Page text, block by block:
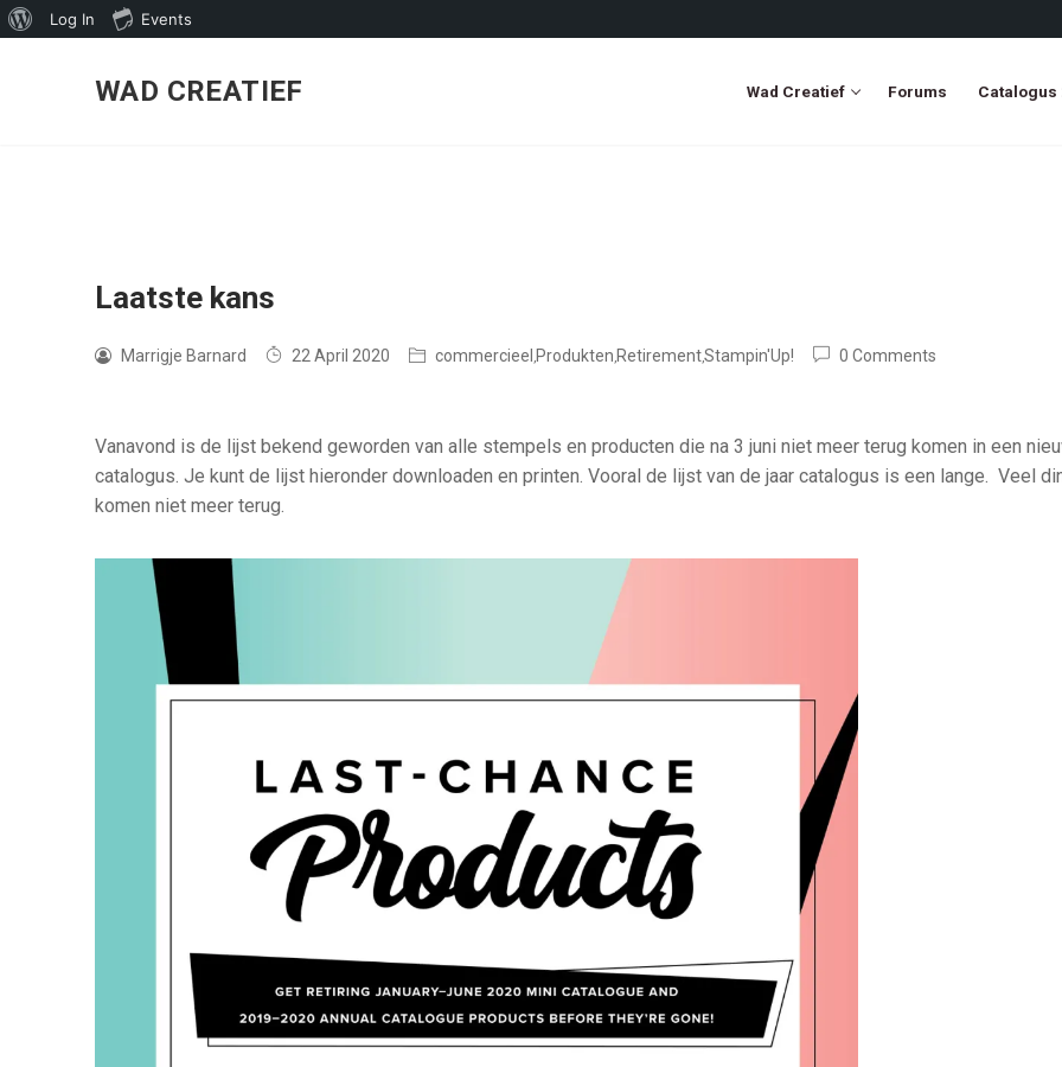
About
Log In Events
WAD CREATIEF Wad Creatief Forums Catalogus
Laatste kans
Marrigje Barnard 22 April 2020 commercieel ,Produkten,Retirement,Stampin'Up! 0 Comments
Vanavond is de lijst bekend geworden van alle stempels en producten die na 3 juni niet meer terug komen in een
catalogus. Je kunt de lijst hieronder downloaden en printen. Vooral de lijst van de jaar catalogus is een lange. Veel
komen niet meer terug.